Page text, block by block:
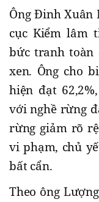
Ông Đinh Xuân
cục Kiểm lâm
bức tranh toàn
xen. Ông cho
hiện đạt
với nghề rừng
rừng giảm rõ
vi phạm, chủ
bất cẩn.
Theo ông